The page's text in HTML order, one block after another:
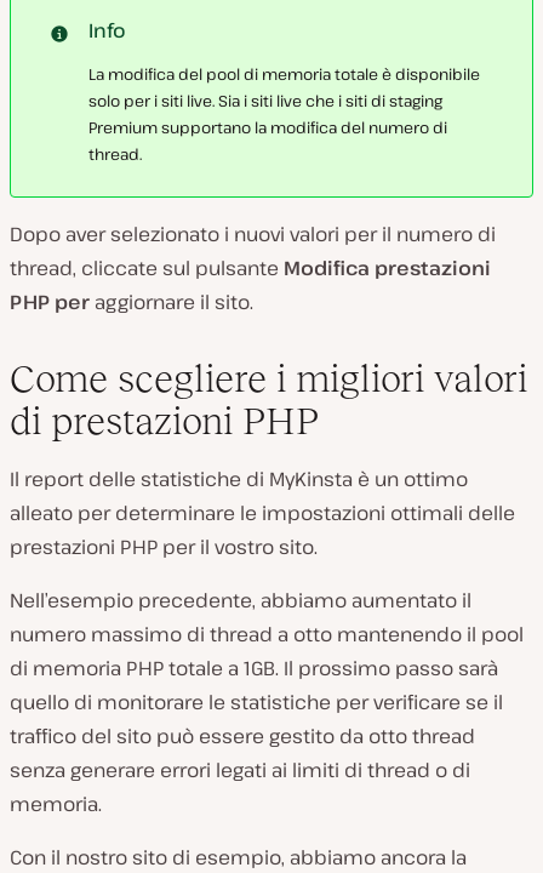
Info
La modifica del pool di memoria totale è disponibile
solo per i siti live. Sia i siti live che i siti di staging
Premium supportano la modifica del numero di
thread.
Dopo aver selezionato i nuovi valori per il numero di
thread, cliccate sul pulsante Modifica prestazioni
PHP per aggiornare il sito.
Come scegliere i migliori valori
di prestazioni PHP
Il report delle statistiche di MyKinsta è un ottimo
alleato per determinare le impostazioni ottimali delle
prestazioni PHP per il vostro sito.
Nell’esempio precedente, abbiamo aumentato il
numero massimo di thread a otto mantenendo il pool
di memoria PHP totale a 1GB. Il prossimo passo sarà
quello di monitorare le statistiche per verificare se il
traffico del sito può essere gestito da otto thread
senza generare errori legati ai limiti di thread o di
memoria.
Con il nostro sito di esempio, abbiamo ancora la